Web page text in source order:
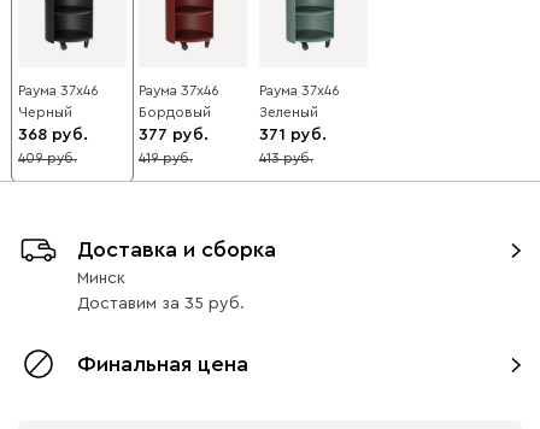
Раума 37x46
Черный
368
10
409
Раума 37x46
Бордовый
377
10
419
Раума 37x46
Зеленый
371
10
413
Доставка и сборка
Минск
Доставим за 35
Финальная цена